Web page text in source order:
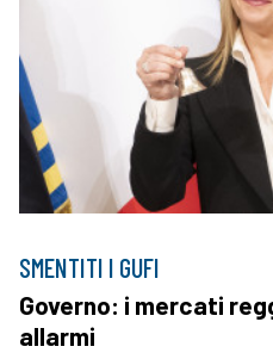
SMENTITI I GUFI
Governo: i mercati
allarmi